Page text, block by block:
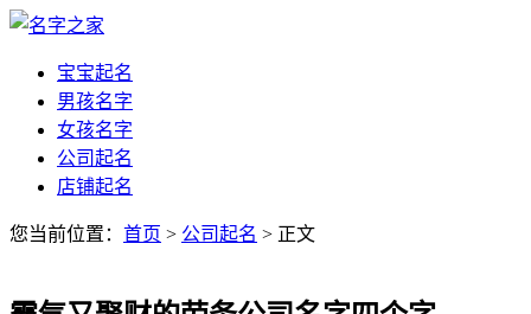
宝宝起名
男孩名字
女孩名字
公司起名
店铺起名
您当前位置： 首页 > 公司起名 > 正文